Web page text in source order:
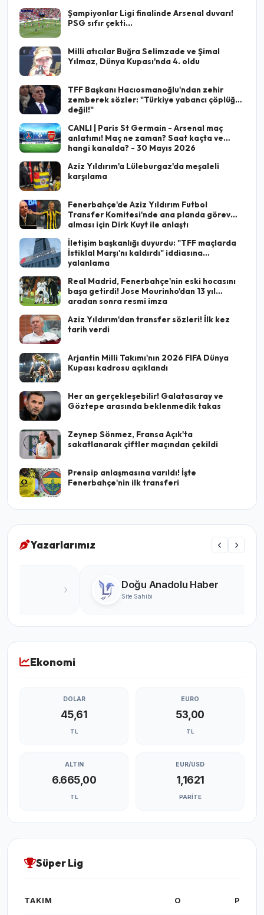
Şampiyonlar Ligi finalinde Arsenal duvarı!
PSG sıfır çekti...
Milli atıcılar Buğra Selimzade ve Şimal
Yılmaz, Dünya Kupası'nda 4. oldu
TFF Başkanı Hacıosmanoğlu'ndan zehir
zemberek sözler: "Türkiye yabancı çöplüğü
değil!"
CANLI | Paris St Germain - Arsenal maç
anlatımı! Maç ne zaman? Saat kaçta ve
hangi kanalda? - 30 Mayıs 2026
Aziz Yıldırım'a Lüleburgaz'da meşaleli
karşılama
Fenerbahçe'de Aziz Yıldırım Futbol
Transfer Komitesi'nde ana planda görev
alması için Dirk Kuyt ile anlaştı
İletişim başkanlığı duyurdu: "TFF maçlarda
İstiklal Marşı'nı kaldırdı" iddiasına
yalanlama
Real Madrid, Fenerbahçe'nin eski hocasını
başa getirdi! Jose Mourinho'dan 13 yıl
aradan sonra resmi imza
Aziz Yıldırım'dan transfer sözleri! İlk kez
tarih verdi
Arjantin Milli Takımı'nın 2026 FIFA Dünya
Kupası kadrosu açıklandı
Her an gerçekleşebilir! Galatasaray ve
Göztepe arasında beklenmedik takas
Zeynep Sönmez, Fransa Açık'ta
sakatlanarak çiftler maçından çekildi
Prensip anlaşmasına varıldı! İşte
Fenerbahçe'nin ilk transferi
Yazarlarımız
Turgay Karabıyık
Ekonomi
DOLAR
45,61
TL
EURO
53,00
TL
ALTIN
6.665,00
TL
EUR/USD
1,1621
PARITE
Süper Lig
TAKIM O P